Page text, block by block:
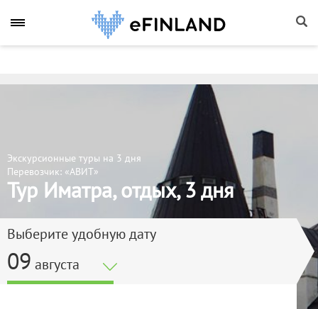
Экскурсионные туры на 3 дня
Перевозчик: «АВИТ»
Тур Иматра, отдых, 3 дня
Выберите удобную дату
09 августа